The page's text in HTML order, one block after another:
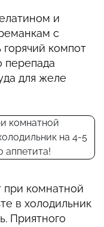
и
с
горячий компот
перепада
для желе
при комнатной
в холодильник
Приятного